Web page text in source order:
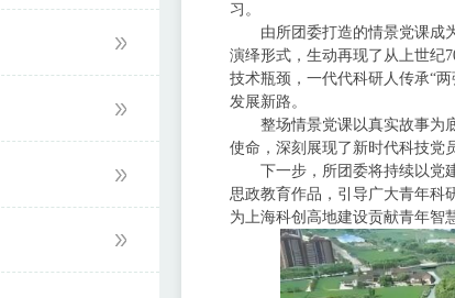
习。
由所团委打造的情景党课成
演绎形式，生动再现了从上世纪
技术瓶颈，一代代科研人传承“
发展新路。
整场情景党课以真实故事为
使命，深刻展现了新时代科技党
下一步，所团委将持续以党
思政教育作品，引导广大青年科
为上海科创高地建设贡献青年智